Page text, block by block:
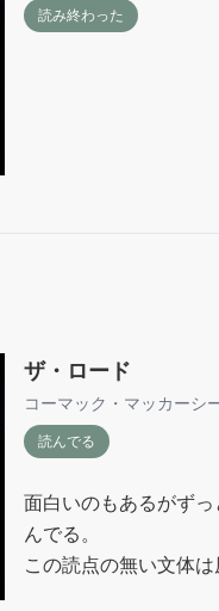
読み終わった
ザ・ロード
コーマック・マッカーシ
読んでる
面白いのもあるがず
んでる。
この読点の無い文体